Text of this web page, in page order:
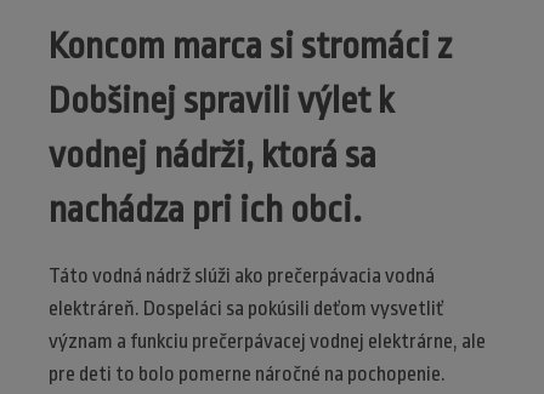
Koncom marca si stromáci z
Dobšinej spravili výlet k
vodnej nádrži, ktorá sa
nachádza pri ich obci.
Táto vodná nádrž slúži ako prečerpávacia vodná
elektráreň. Dospeláci sa pokúsili deťom vysvetliť
význam a funkciu prečerpávacej vodnej elektrárne, ale
pre deti to bolo pomerne náročné na pochopenie.